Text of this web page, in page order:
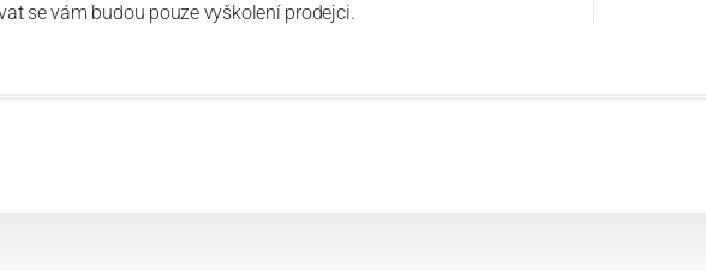
lidé ve více než 140 zemích světa.
se vám budou pouze vyškolení prodejci.